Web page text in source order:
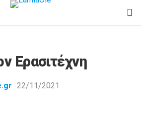
Ερασιτέχνη
22/11/2021